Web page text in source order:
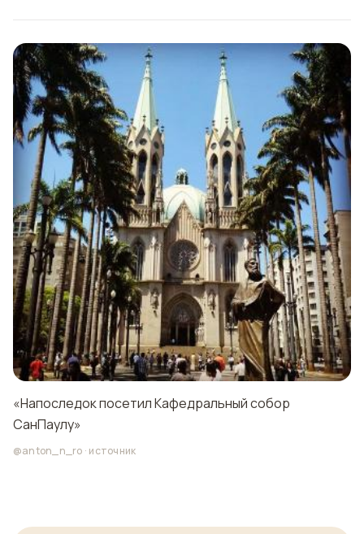
«Напоследок посетил Кафедральный собор
СанПаулу»
@anton_n_ro · источник